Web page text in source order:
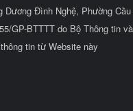
Đình Nghệ, Phường
GP-BTTTT do Bộ Thông tin
tin từ Website này